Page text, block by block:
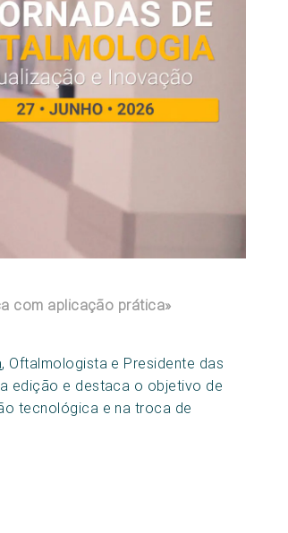
com aplicação prática»
, Oftalmologista e Presidente das
edição e destaca o objetivo de
tecnológica e na troca de